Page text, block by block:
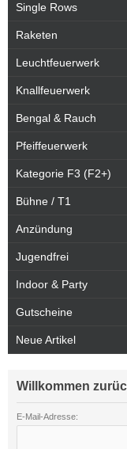
Single Rows
Raketen
Leuchtfeuerwerk
Knallfeuerwerk
Bengal & Rauch
Pfeiffeuerwerk
Kategorie F3 (F2+)
Bühne / T1
Anzündung
Jugendfrei
Indoor & Party
Gutscheine
Neue Artikel
Willkommen
E-Mail-Adresse: